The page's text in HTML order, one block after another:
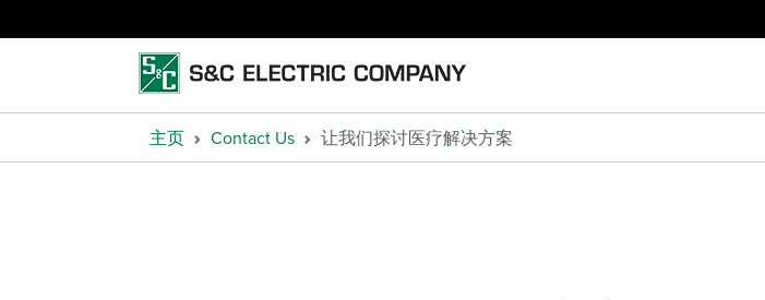
主页 Contact Us 让我们探讨医疗解决方案